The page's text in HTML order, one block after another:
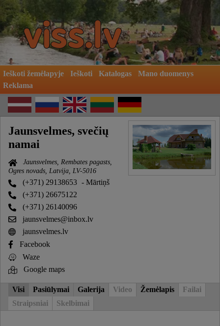
Ieškoti žemėlapyje Ieškoti Katalogas
Mano duomenys
Reklama
Jaunsvelmes, svečių
namai
Jaunsvelmes, Rembates pagasts,
Ogres novads, Latvija, LV-5016
(+371) 29138653 - Mārtiņš
(+371) 26675122
(+371) 26140096
jaunsvelmes@inbox.lv
jaunsvelmes.lv
Facebook
Waze
Google maps
Visi Pasiūlymai Galerija Video Žemėlapis
Failai
Straipsniai
Skelbimai